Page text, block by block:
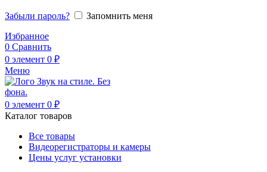
Забыли пароль?
Запомнить меня
Избранное
0 Сравнить
0 элемент 0 ₽
Меню
0 элемент 0 ₽
Каталог товаров
Все товары
Видеорегистраторы и камеры
Цены услуг установки